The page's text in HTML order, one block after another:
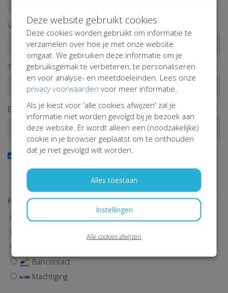
Voornaam*
Tussenv. Achternaam*
E-mailadres*
Ja, ik wil de nieuwsbrief ontvangen
Wil je op de hoogte blijven van onze activiteiten? Schrijf je
Kies een betaalmethode
Bancontact
Machtiging
Deze website gebruikt cookies
Deze cookies worden gebruikt om informatie te
verzamelen over hoe je met onze website
omgaat. We gebruiken deze informatie om je
gebruiksgemak te verbeteren, te personaliseren
en voor analyse- en meetdoeleinden. Lees onze
privacy voorwaarden voor meer informatie.
Als je kiest voor 'alle cookies afwijzen' zal je
informatie niet worden gevolgd bij je bezoek aan
deze website. Er wordt alleen een (noodzakelijke)
cookie in je browser geplaatst om te onthouden
dat je niet gevolgd wilt worden.
Alles toestaan
Instellingen
Alle cookies afwijzen